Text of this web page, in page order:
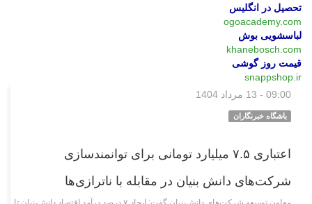
تحصیل در انگلیس
ogoacademy.com
لباسشویی بوش
khanebosch.com
قیمت روز گوشی
snappshop.ir
09:00 - 13 مرداد 1404
باشگاه خبرنگاران
اعتباری ۷.۵ میلیارد تومانی برای توانمندسازی
شرکت‌های دانش بنیان در مقابله با ناترازی‌ها